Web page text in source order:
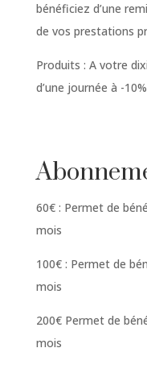
bénéficiez d’une
de vos prestations
Produits : A votre
d’une journée à -
60€ : Permet de
mois
100€ : Permet de
mois
200€ Permet de
mois